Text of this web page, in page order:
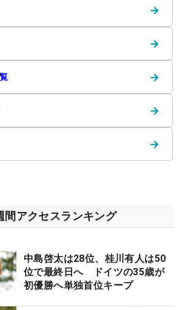
→
→
→
→
→
間アクセスランキング
中島啓太は28位、桂川有人は50
位で最終日へ ドイツの35歳が
初優勝へ単独首位キープ